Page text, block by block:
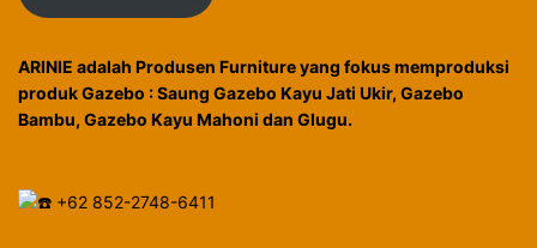
ARINIE adalah Produsen Furniture yang fokus memproduksi
produk Gazebo : Saung Gazebo Kayu Jati Ukir, Gazebo
Bambu, Gazebo Kayu Mahoni dan Glugu.
+62 852-2748-6411